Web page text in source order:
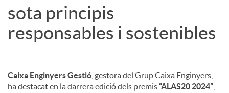
sota principis
responsables i sostenibles
Caixa Enginyers Gestió , gestora del Grup Caixa Enginyers,
ha destacat en la darrera edició dels premis“ALAS20 2024”